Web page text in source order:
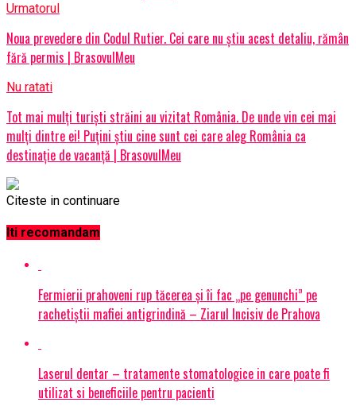
Urmatorul
Noua prevedere din Codul Rutier. Cei care nu știu acest detaliu, rămân
fără permis | BrasovulMeu
Nu ratati
Tot mai mulţi turişti străini au vizitat România. De unde vin cei mai
mulți dintre ei! Puțini știu cine sunt cei care aleg România ca
destinație de vacanță | BrasovulMeu
Citeste in continuare
Iti recomandam
Fermierii prahoveni rup tăcerea și îi fac „pe genunchi” pe
rachetiștii mafiei antigrindină – Ziarul Incisiv de Prahova
Laserul dentar – tratamente stomatologice in care poate fi
utilizat si beneficiile pentru pacienti